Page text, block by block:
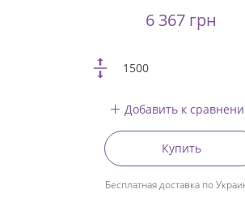
6 367 грн
1500
Добавить к
Купить
Бесплатная доставка по